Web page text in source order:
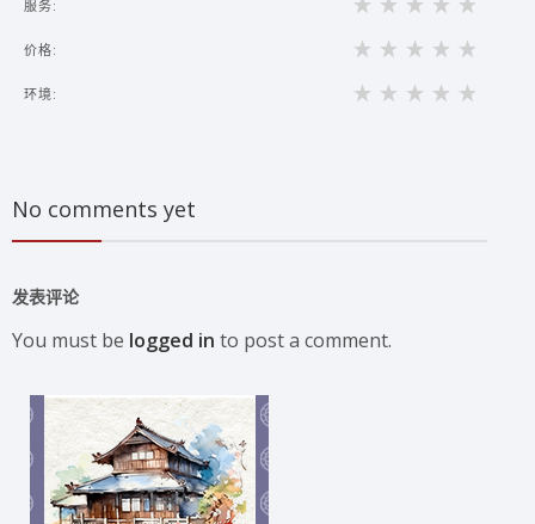
服务:
价格:
环境:
No comments yet
发表评论
You must be logged in to post a comment.